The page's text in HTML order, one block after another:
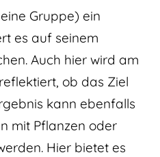
Gruppe) ein
es auf seinem
Auch hier wird am
ob das Ziel
kann ebenfalls
mit Pflanzen oder
Hier bietet es